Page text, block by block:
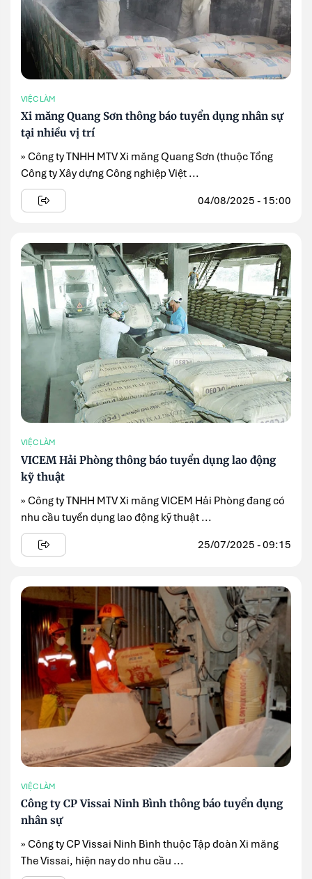
VIỆC LÀM
Xi măng Quang Sơn thông báo tuyển dụng nhân sự
tại nhiều vị trí
» Công ty TNHH MTV Xi măng Quang Sơn (thuộc Tổng
Công ty Xây dựng Công nghiệp Việt ...
04/08/2025 - 15:00
VIỆC LÀM
VICEM Hải Phòng thông báo tuyển dụng lao động
kỹ thuật
» Công ty TNHH MTV Xi măng VICEM Hải Phòng đang có
nhu cầu tuyển dụng lao động kỹ thuật ...
25/07/2025 - 09:15
VIỆC LÀM
Công ty CP Vissai Ninh Bình thông báo tuyển dụng
nhân sự
» Công ty CP Vissai Ninh Bình thuộc Tập đoàn Xi măng
The Vissai, hiện nay do nhu cầu ...